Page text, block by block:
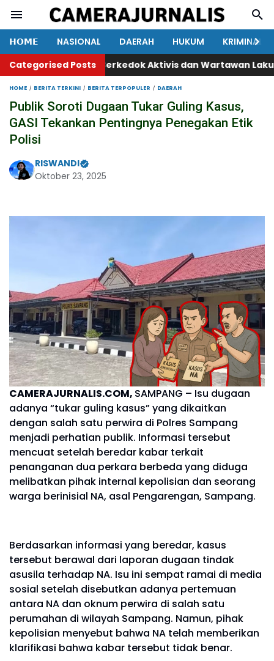
𝗛𝗢𝗠𝗘 NASIONAL DAERAH HUKUM
KRIMINAL
Categorised Posts
Ada Oknum Berkedok Aktivis dan Wartawan Lakukan
HOME BERITA TERKINI BERITA TERPOPULER DAERAH
Publik Soroti Dugaan Tukar Guling Kasus,
GASI Tekankan Pentingnya Penegakan Etik
Polisi
RISWANDI
Oktober 23, 2025
CAMERAJURNALIS.COM, SAMPANG – Isu dugaan
adanya “tukar guling kasus” yang dikaitkan
dengan salah satu perwira di Polres Sampang
menjadi perhatian publik. Informasi tersebut
mencuat setelah beredar kabar terkait
penanganan dua perkara berbeda yang diduga
melibatkan pihak internal kepolisian dan seorang
warga berinisial NA, asal Pengarengan, Sampang.
Berdasarkan informasi yang beredar, kasus
tersebut berawal dari laporan dugaan tindak
asusila terhadap NA. Isu ini sempat ramai di media
sosial setelah disebutkan adanya pertemuan
antara NA dan oknum perwira di salah satu
perumahan di wilayah Sampang. Namun, pihak
kepolisian menyebut bahwa NA telah memberikan
klarifikasi bahwa kabar tersebut tidak benar.